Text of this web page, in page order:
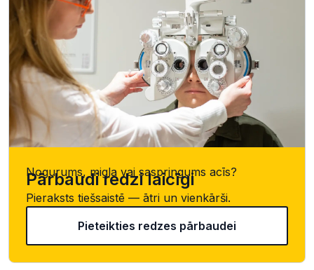
Nogurums, migla vai saspringums acīs?
Pārbaudi redzi laicīgi
Pieraksts tiešsaistē — ātri un vienkārši.
Pieteikties redzes pārbaudei